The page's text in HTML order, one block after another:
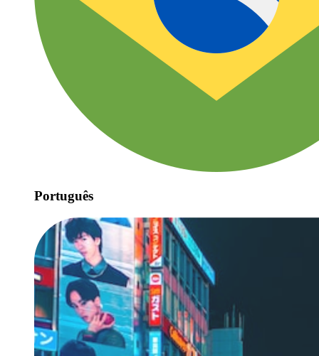
Português